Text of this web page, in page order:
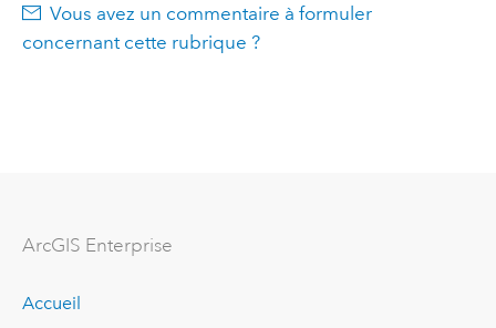
Vous avez un commentaire à formuler
concernant cette rubrique ?
ArcGIS Enterprise
Accueil